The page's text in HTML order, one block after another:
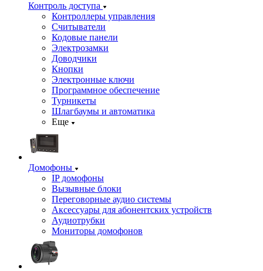
Контроль доступа
Контроллеры управления
Считыватели
Кодовые панели
Электрозамки
Доводчики
Кнопки
Электронные ключи
Программное обеспечение
Турникеты
Шлагбаумы и автоматика
Еще
Домофоны
IP домофоны
Вызывные блоки
Переговорные аудио системы
Аксессуары для абонентских устройств
Аудиотрубки
Мониторы домофонов